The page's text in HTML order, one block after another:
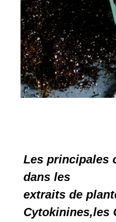
Les principales
dans les
extraits de
Cytokinines,les